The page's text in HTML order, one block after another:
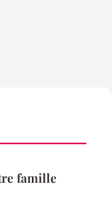
famille